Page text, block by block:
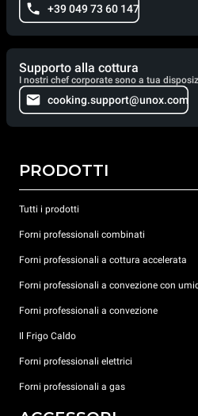
+39 049 73 60 147
Supporto alla cottura
I nostri chef corporate sono a tua
cooking.support@unox.com
PRODOTTI
Tutti i prodotti
Forni professionali combinati
Forni professionali a cottura accelerata
Forni professionali a convezione con
Forni professionali a convezione
Il Frigo Caldo
Forni professionali elettrici
Forni professionali a gas